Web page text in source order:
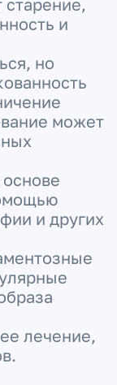
и
но
может
и других
лечение,